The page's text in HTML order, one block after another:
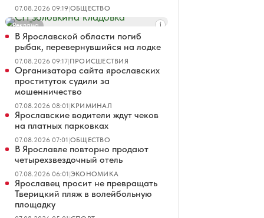
07.08.2026 09:19|ОБЩЕСТВО
Реклама
В Ярославской области погиб
рыбак, перевернувшийся на лодке
07.08.2026 09:17|ПРОИСШЕСТВИЯ
Организатора сайта ярославских
проституток судили за
мошенничество
07.08.2026 08:01|КРИМИНАЛ
Ярославские водители ждут чеков
на платных парковках
07.08.2026 07:01|ОБЩЕСТВО
В Ярославле повторно продают
четырехзвездочный отель
07.08.2026 06:01|ЭКОНОМИКА
Ярославец просит не превращать
Тверицкий пляж в волейбольную
площадку